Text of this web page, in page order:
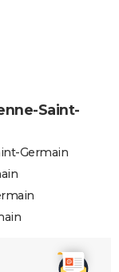
Saint-
Germain